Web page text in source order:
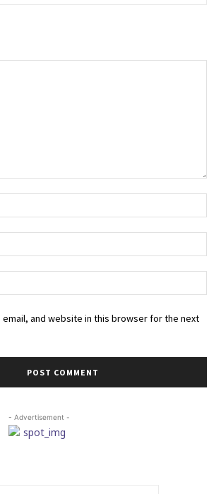
email, and website in this browser for the next
- Advertisement -